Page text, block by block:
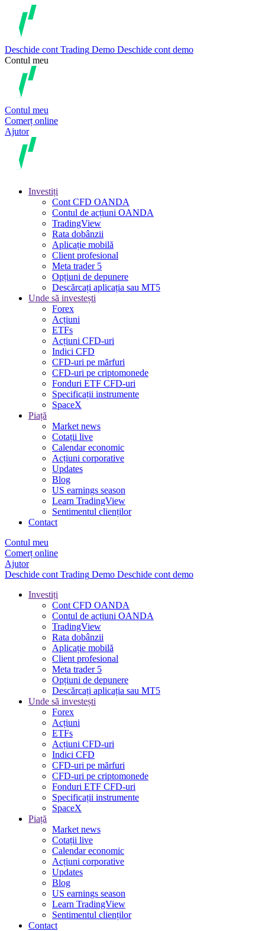
Deschide cont Trading Demo Deschide cont demo
Contul meu
Contul meu
Comerț online
Ajutor
Investiți
Cont CFD OANDA
Contul de acțiuni OANDA
TradingView
Rata dobânzii
Aplicație mobilă
Client profesional
Meta trader 5
Opțiuni de depunere
Descărcați aplicația sau MT5
Unde să investești
Forex
Acțiuni
ETFs
Acțiuni CFD-uri
Indici CFD
CFD-uri pe mărfuri
CFD-uri pe criptomonede
Fonduri ETF CFD-uri
Specificații instrumente
SpaceX
Piață
Market news
Cotații live
Calendar economic
Acțiuni corporative
Updates
Blog
US earnings season
Learn TradingView
Sentimentul clienților
Contact
Contul meu
Comerț online
Ajutor
Deschide cont Trading Demo Deschide cont demo
Investiți
Cont CFD OANDA
Contul de acțiuni OANDA
TradingView
Rata dobânzii
Aplicație mobilă
Client profesional
Meta trader 5
Opțiuni de depunere
Descărcați aplicația sau MT5
Unde să investești
Forex
Acțiuni
ETFs
Acțiuni CFD-uri
Indici CFD
CFD-uri pe mărfuri
CFD-uri pe criptomonede
Fonduri ETF CFD-uri
Specificații instrumente
SpaceX
Piață
Market news
Cotații live
Calendar economic
Acțiuni corporative
Updates
Blog
US earnings season
Learn TradingView
Sentimentul clienților
Contact